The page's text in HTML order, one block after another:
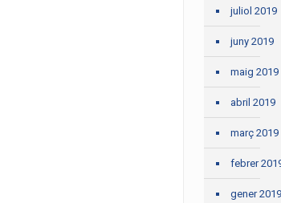
juliol 2019
juny 2019
maig 2019
abril 2019
març 2019
febrer
gener 2019